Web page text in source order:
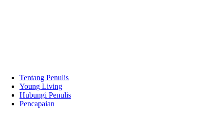
Tentang Penulis
Young Living
Hubungi Penulis
Pencapaian